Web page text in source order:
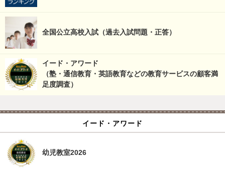
全国公立高校入試（過去入試問題・正答）
イード・アワード
（塾・通信教育・英語教育などの教育サービスの顧客満
足度調査）
イード・アワード
幼児教室2026